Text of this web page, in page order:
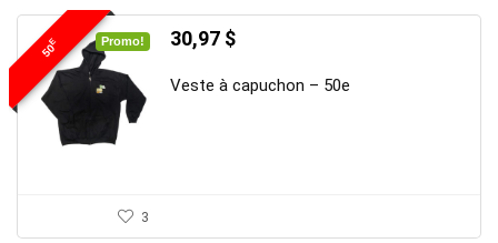
50E Promo!
Le
prix
initial
était :
30,97 $Le
actuel
est :
Veste à capuchon – 50e
3